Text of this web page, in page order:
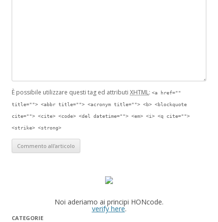
È possibile utilizzare questi tag ed attributi XHTML: <a href=""
title=""> <abbr title=""> <acronym title=""> <b> <blockquote
cite=""> <cite> <code> <del datetime=""> <em> <i> <q cite="">
<strike> <strong>
Noi aderiamo ai principi HONcode.
verify here.
CATEGORIE